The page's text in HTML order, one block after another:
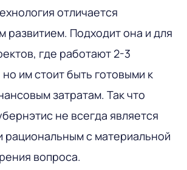
отличается
развитием. Подходит она и для
где работают 2-3
им стоит быть готовыми к
затратам. Так что
не всегда является
рациональным с материальной
вопроса.